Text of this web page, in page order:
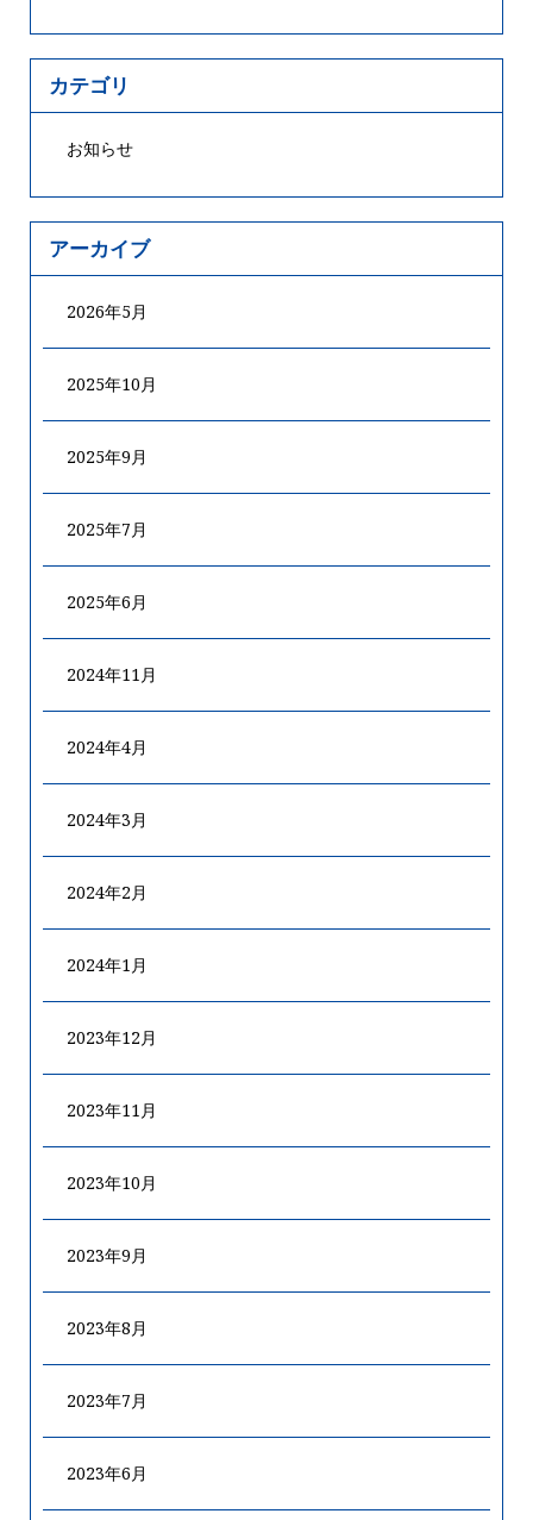
カテゴリ
お知らせ
アーカイブ
2026年5月
2025年10月
2025年9月
2025年7月
2025年6月
2024年11月
2024年4月
2024年3月
2024年2月
2024年1月
2023年12月
2023年11月
2023年10月
2023年9月
2023年8月
2023年7月
2023年6月